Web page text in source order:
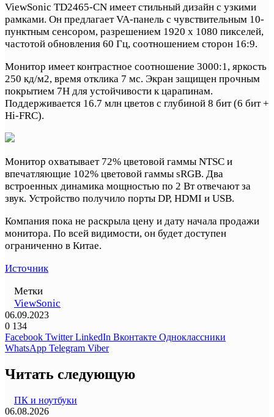
ViewSonic TD2465-CN имеет стильный дизайн с узкими
рамками. Он предлагает VA-панель с чувствительным 10-
пунктным сенсором, разрешением 1920 x 1080 пикселей,
частотой обновления 60 Гц, соотношением сторон 16:9.
Монитор имеет контрастное соотношение 3000:1, яркость
250 кд/м2, время отклика 7 мс. Экран защищен прочным
покрытием 7H для устойчивости к царапинам.
Поддерживается 16.7 млн цветов с глубиной 8 бит (6 бит +
Hi-FRC).
Монитор охватывает 72% цветовой гаммы NTSC и
впечатляющие 102% цветовой гаммы sRGB. Два
встроенных динамика мощностью по 2 Вт отвечают за
звук. Устройство получило порты DP, HDMI и USB.
Компания пока не раскрыла цену и дату начала продажи
монитора. По всей видимости, он будет доступен
ограниченно в Китае.
Источник
Метки
ViewSonic
06.09.2023
0 134
Facebook Twitter LinkedIn Вконтакте Одноклассники
WhatsApp Telegram Viber
Читать следующую
ПК и ноутбуки
06.08.2026